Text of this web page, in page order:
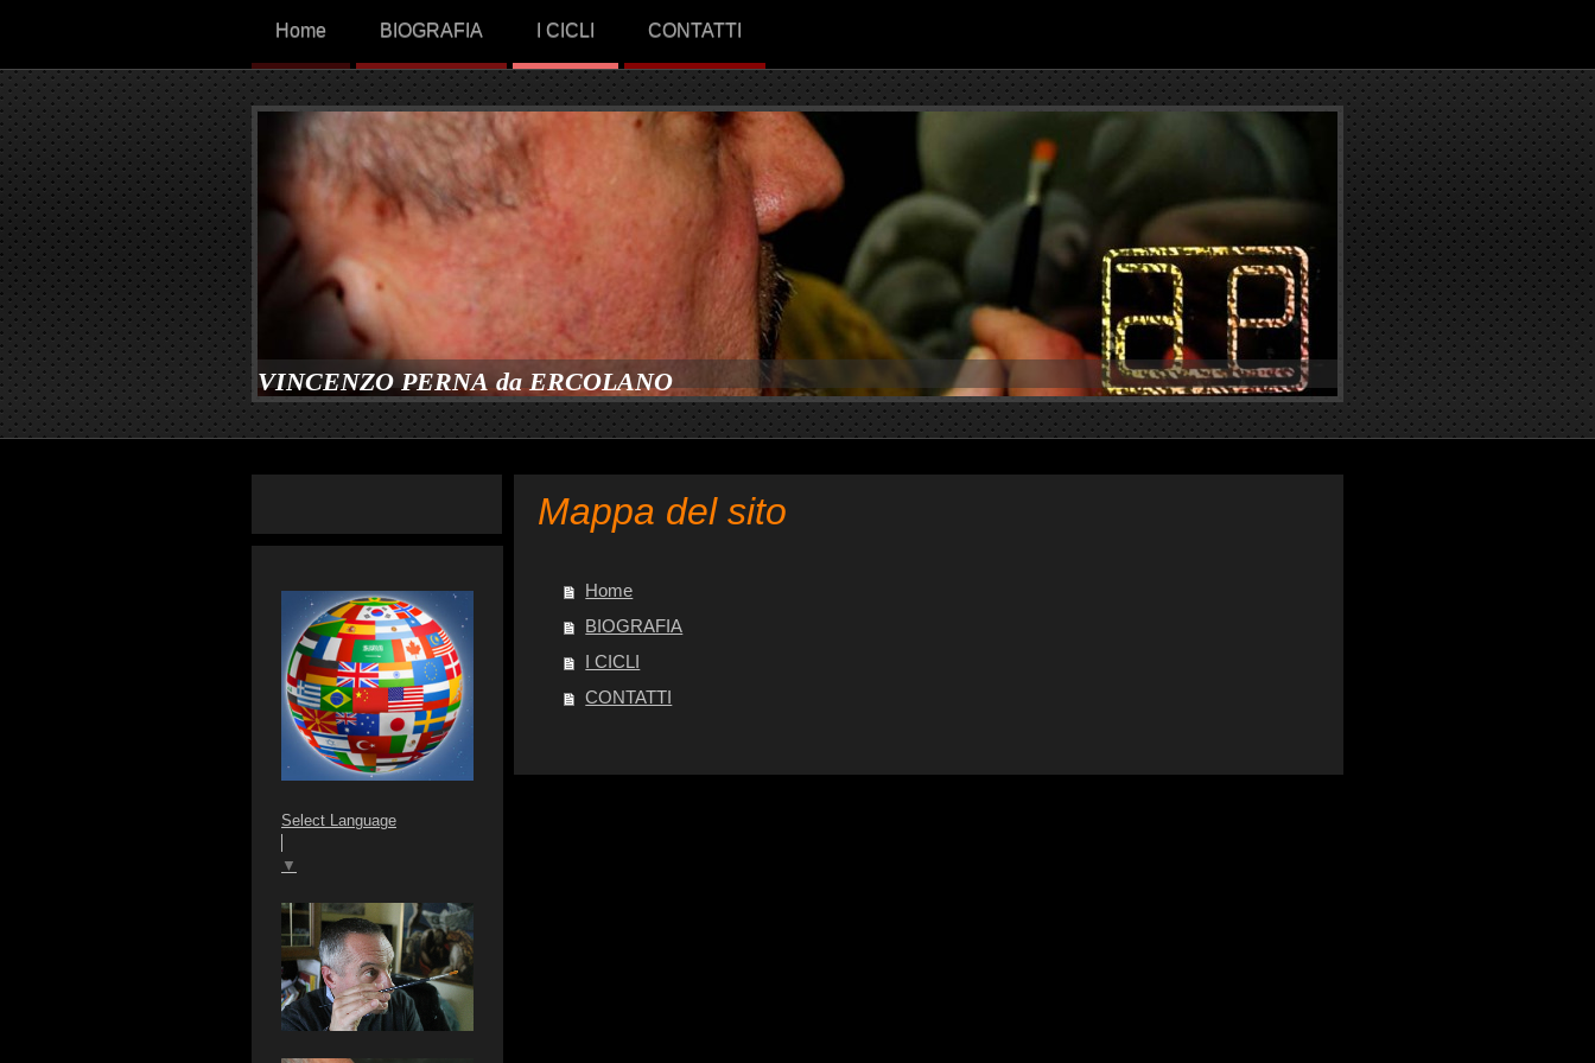
Home BIOGRAFIA I CICLI CONTATTI
VINCENZO PERNA da ERCOLANO
Mappa del sito
Home
BIOGRAFIA
I CICLI
CONTATTI
Select Language
▼